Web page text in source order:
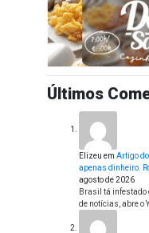
Últimos
Elizeu em Artigo
apenas dinheiro.
agosto de 2026
Brasil tá infestado
de notícias, abre o